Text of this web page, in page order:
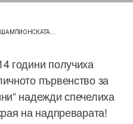
ШАМПИОНСКАТА...
години получиха
първенство за
надежди спечелиха
на надпреварата!